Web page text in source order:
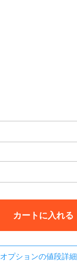
カートに入れる
オプションの値段詳細